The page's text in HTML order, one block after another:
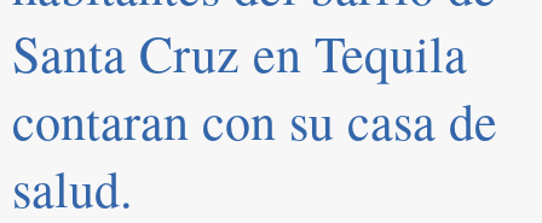
Santa Cruz en Tequila
contaran con su casa de
salud.